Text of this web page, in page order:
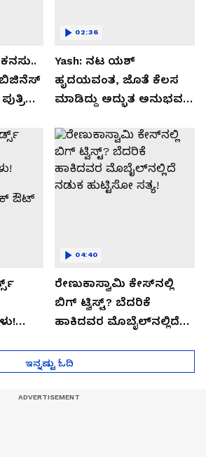
ಬಿಜಿನೆಸ್​
Yash: ನಟ ಯಶ್​
ಹೃದಯವಂತ, ಜೊತೆ ಕೆಲಸ
ಮಾಡಿದ್ದು ಅದ್ಭುತ ಅನುಭವ:
02:36
ಔಟ್
ರೇಣುಕಾಸ್ವಾಮಿ ಕೇಸ್‌ನಲ್ಲಿ
ಬಿಗ್ ಟ್ವಿಸ್ಟ್? ಬೆದರಿಕೆ
ಹಾಕಿದವರ ಮೊಬೈಲ್‌ನಲ್ಲಿದೆ
04:40
ಇನ್ನಷ್ಟು ಓದಿ